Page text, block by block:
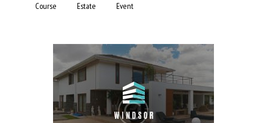
Course Estate Event